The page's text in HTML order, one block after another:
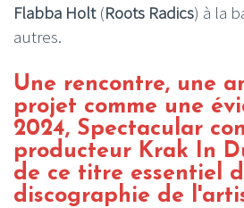
Flabba Holt(Roots Radics) à la
autres.
Une rencontre, une
projet comme une
2024, Spectacular
producteur Krak In
de ce titre essentiel
discographie de